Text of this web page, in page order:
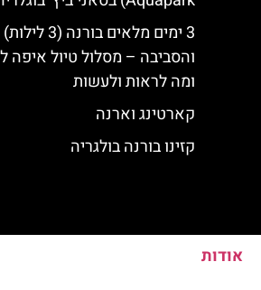
3 ימים מלאים בורנה (3 לילות)
והסביבה – מסלול טיול איפה
ומה לראות ולעשות
קארטינג וארנה
קזינו בורנה בולגריה
אודות